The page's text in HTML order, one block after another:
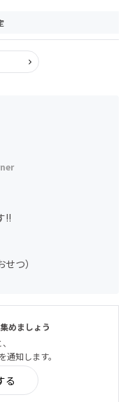
!!
つ）
めましょう
通知します。
る